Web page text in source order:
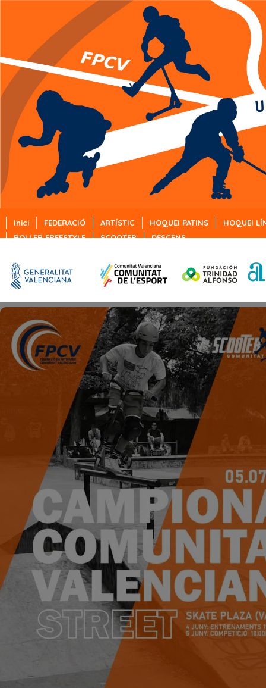
Inici FEDERACIÓ ARTÍSTIC HOQUEI PATINS
HOQUEI
ROLLER FREESTYLE
SCOOTER DESCENS